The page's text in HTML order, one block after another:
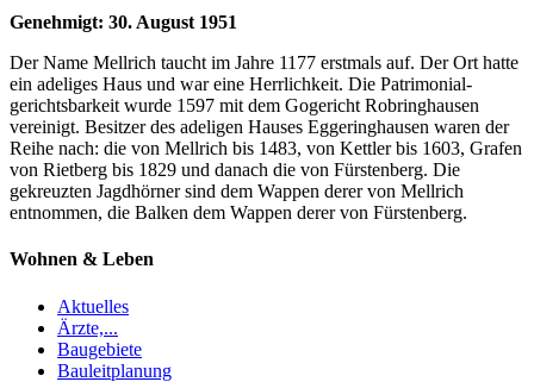
Genehmigt: 30. August 1951
Der Name Mellrich taucht im Jahre 1177 erstmals auf. Der Ort hatte
ein adeliges Haus und war eine Herrlichkeit. Die Patrimonial-
gerichtsbarkeit wurde 1597 mit dem Gogericht Robringhausen
vereinigt. Besitzer des adeligen Hauses Eggeringhausen waren der
Reihe nach: die von Mellrich bis 1483, von Kettler bis 1603, Grafen
von Rietberg bis 1829 und danach die von Fürstenberg. Die
gekreuzten Jagdhörner sind dem Wappen derer von Mellrich
entnommen, die Balken dem Wappen derer von Fürstenberg.
Wohnen & Leben
Aktuelles
Ärzte,...
Baugebiete
Bauleitplanung